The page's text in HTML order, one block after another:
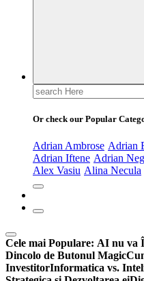
Search
for:
Or check our Popular
Adrian Ambrose Adrian
Adrian Iftene Adrian
Alex Vasiu Alina Necula
Cele mai Populare: AI nu va
Dincolo de Butonul Magic
InvestitorInformatica vs.